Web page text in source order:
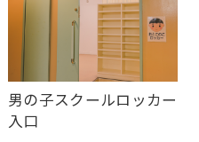
男の子スクールロッカー
入口
page.
However,
you
use